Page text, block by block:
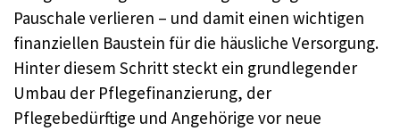
Pauschale verlieren – und damit einen wichtigen
finanziellen Baustein für die häusliche Versorgung.
Hinter diesem Schritt steckt ein grundlegender
Umbau der Pflegefinanzierung, der
Pflegebedürftige und Angehörige vor neue